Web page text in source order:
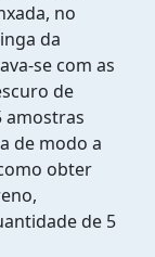
no
da
se com as
de
amostras
de modo a
obter
de 5